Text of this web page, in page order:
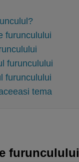
furunculului
furunculului
furunculului
tema
furunculului